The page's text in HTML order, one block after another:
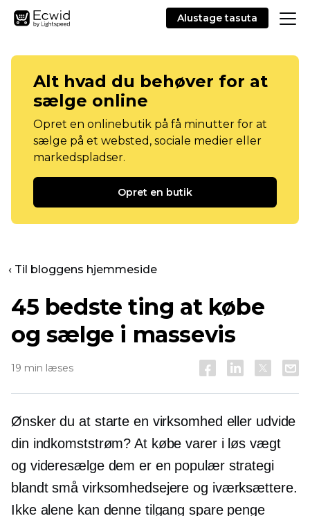
Alustage tasuta
Alt hvad du behøver for at
sælge online
Opret en onlinebutik på få minutter for at
sælge på et websted, sociale medier eller
markedspladser.
Opret en butik
‹ Til bloggens hjemmeside
45 bedste ting at købe
og sælge i massevis
19 min læses
Ønsker du at starte en virksomhed eller udvide
din indkomststrøm? At købe varer i løs vægt
og videresælge dem er en populær strategi
blandt små virksomhedsejere og iværksættere.
Ikke alene kan denne tilgang spare penge